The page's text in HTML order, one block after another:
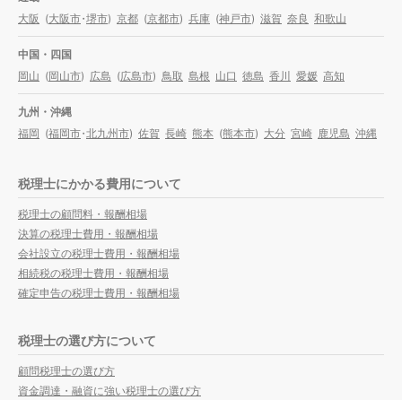
大阪 (大阪市・堺市) 京都 (京都市) 兵庫 (神戸市) 滋賀 奈良 和歌山
中国・四国
岡山 (岡山市) 広島 (広島市) 鳥取 島根 山口 徳島 香川 愛媛 高知
九州・沖縄
福岡 (福岡市・北九州市) 佐賀 長崎 熊本 (熊本市) 大分 宮崎 鹿児島 沖縄
税理士にかかる費用について
税理士の顧問料・報酬相場
決算の税理士費用・報酬相場
会社設立の税理士費用・報酬相場
相続税の税理士費用・報酬相場
確定申告の税理士費用・報酬相場
税理士の選び方について
顧問税理士の選び方
資金調達・融資に強い税理士の選び方